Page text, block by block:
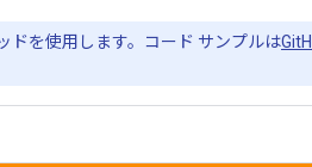
ドを使用します。コード サンプルは